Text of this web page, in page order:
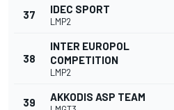
37 IDEC SPORT
LMP2
38
INTER EUROPOL
COMPETITION
LMP2
39 AKKODIS ASP TEAM